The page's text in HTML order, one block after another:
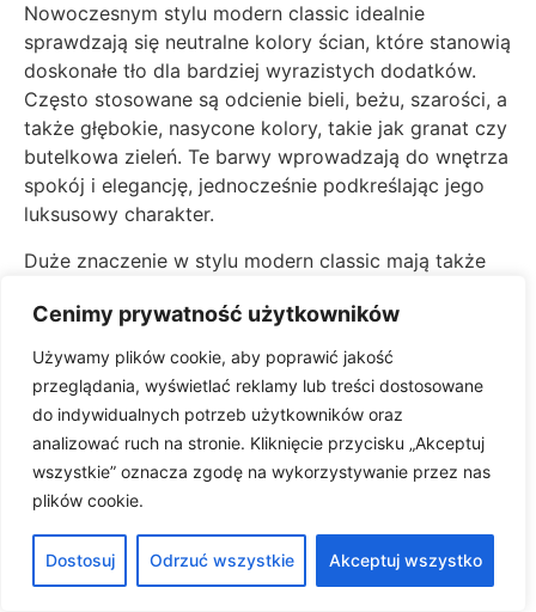
Cenimy prywatność użytkowników
Używamy plików cookie, aby poprawić jakość
przeglądania, wyświetlać reklamy lub treści dostosowane
do indywidualnych potrzeb użytkowników oraz
analizować ruch na stronie. Kliknięcie przycisku „Akceptuj
wszystkie” oznacza zgodę na wykorzystywanie przez nas
plików cookie.
Dostosuj Odrzuć wszystkie Akceptuj wszystko
Nowoczesnym stylu modern classic idealnie
sprawdzają się neutralne kolory ścian, które stanowią
doskonałe tło dla bardziej wyrazistych dodatków.
Często stosowane są odcienie bieli, beżu, szarości, a
także głębokie, nasycone kolory, takie jak granat czy
butelkowa zieleń. Te barwy wprowadzają do wnętrza
spokój i elegancję, jednocześnie podkreślając jego
luksusowy charakter.
Duże znaczenie w stylu modern classic mają także
przypodłogowe. Te z pozoru niewielkie elementy
potrafią zadecydować o ostatecznym wyglądzie
wnętrza, dodając mu klasy i wyrafinowania.
Modern classic mają swoje źródło w harmonijnym
łączeniu przeszłości z teraźniejszością.
Wykorzystywanie współczesnych, nowoczesnych
rozwiązań technologicznych oraz funkcyjnych w
połączeniu z klasycznym stylem mebli i dodatków
pozwala stworzyć przestrzeń, która jest zarówno
piękna, jak i praktyczna.